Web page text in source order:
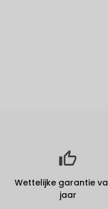
Wettelijke garantie
jaar